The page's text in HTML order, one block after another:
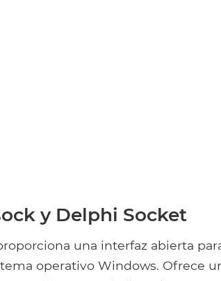
y Delphi Socket
una interfaz abierta
operativo Windows. Ofrece